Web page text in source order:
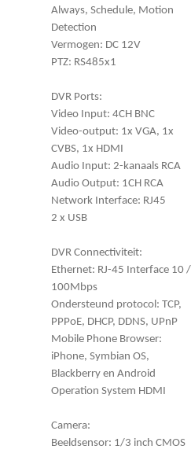
Always, Schedule, Motion
Detection
Vermogen: DC 12V
PTZ: RS485x1
DVR Ports:
Video Input: 4CH BNC
Video-output: 1x VGA, 1x
CVBS, 1x HDMI
Audio Input: 2-kanaals RCA
Audio Output: 1CH RCA
Network Interface: RJ45
2 x USB
DVR Connectiviteit:
Ethernet: RJ-45 Interface 10 /
100Mbps
Ondersteund protocol: TCP,
PPPoE, DHCP, DDNS, UPnP
Mobile Phone Browser:
iPhone, Symbian OS,
Blackberry en Android
Operation System HDMI
Camera:
Beeldsensor: 1/3 inch CMOS